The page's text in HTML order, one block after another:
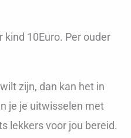
kind 10Euro. Per ouder
zijn, dan kan het in
je je uitwisselen met
lekkers voor jou bereid.